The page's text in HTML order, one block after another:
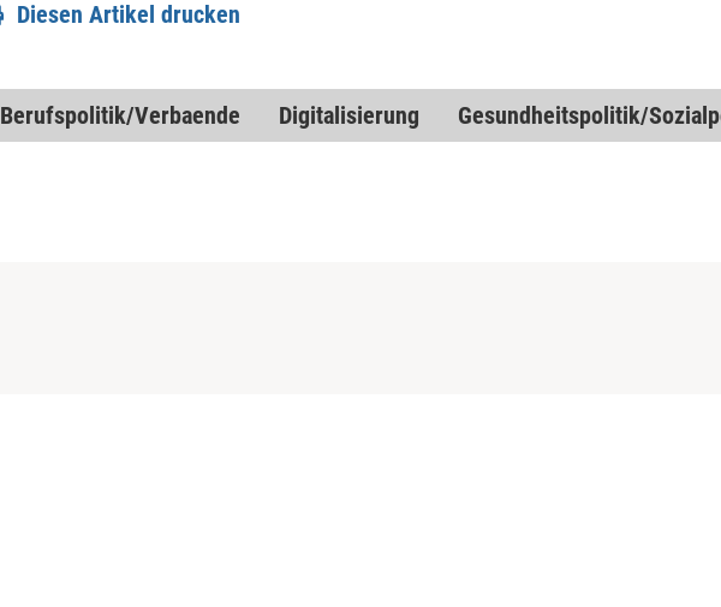
Diesen Artikel drucken
Berufspolitik/Verbaende Digitalisierung Gesundheitspolitik/